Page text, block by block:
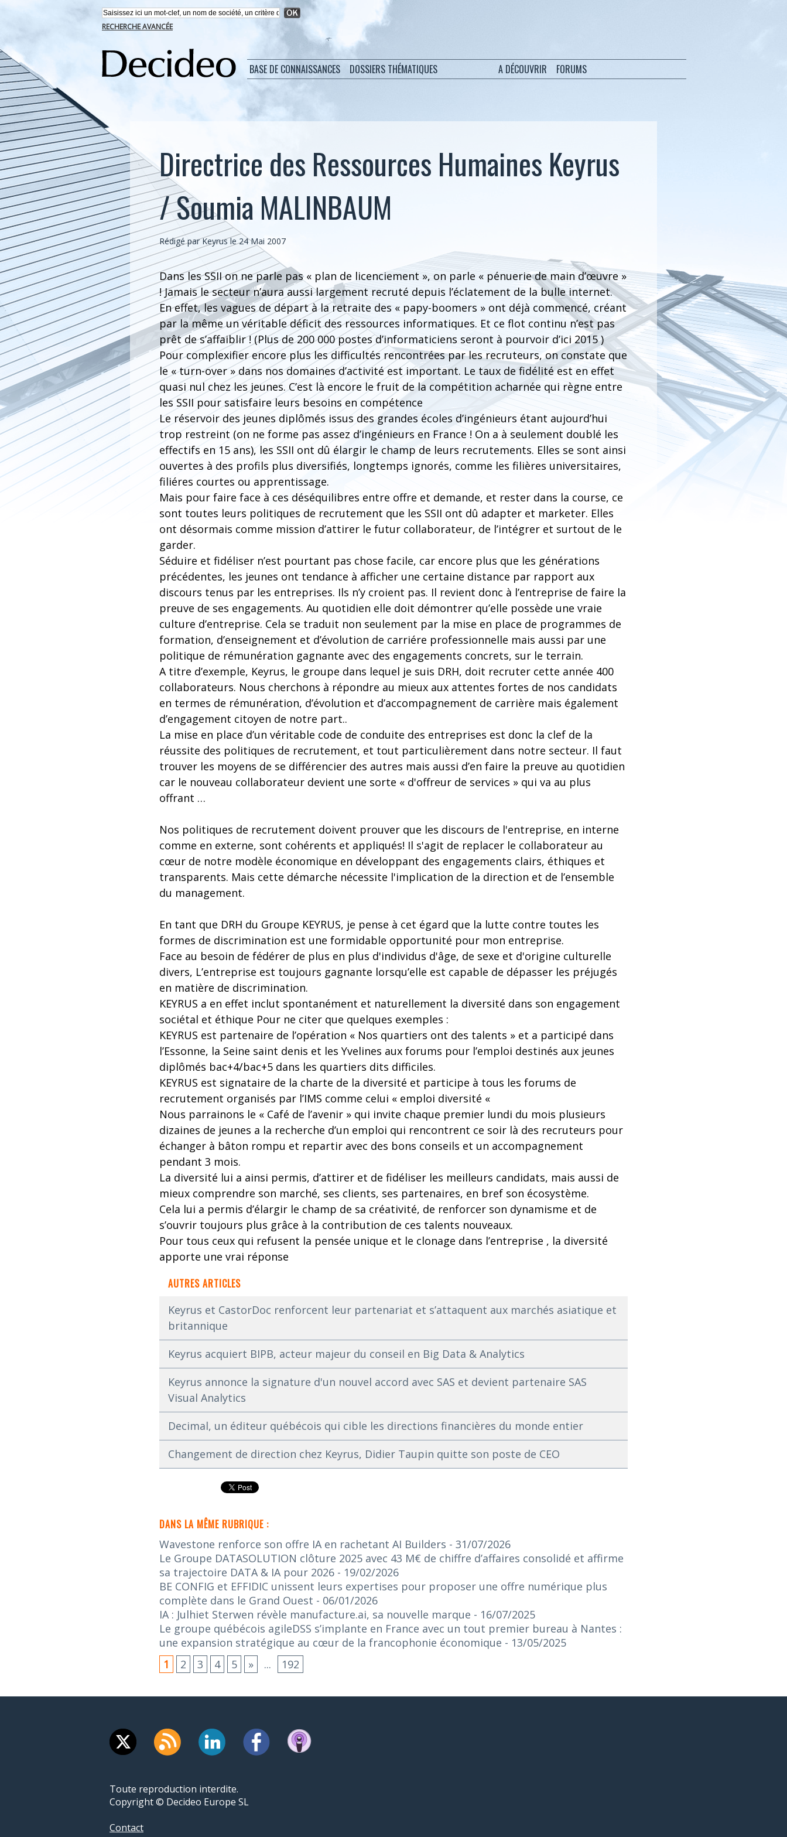
RECHERCHE AVANCÉE
BASE DE CONNAISSANCES DOSSIERS THÉMATIQUES A DÉCOUVRIR FORUMS
Directrice des Ressources Humaines Keyrus
/ Soumia MALINBAUM
Rédigé par Keyrus le 24 Mai 2007
Dans les SSII on ne parle pas « plan de licenciement », on parle « pénuerie de main d’œuvre »
! Jamais le secteur n’aura aussi largement recruté depuis l’éclatement de la bulle internet.
En effet, les vagues de départ à la retraite des « papy-boomers » ont déjà commencé, créant
par la même un véritable déficit des ressources informatiques. Et ce flot continu n’est pas
prêt de s’affaiblir ! (Plus de 200 000 postes d’informaticiens seront à pourvoir d’ici 2015 )
Pour complexifier encore plus les difficultés rencontrées par les recruteurs, on constate que
le « turn-over » dans nos domaines d’activité est important. Le taux de fidélité est en effet
quasi nul chez les jeunes. C’est là encore le fruit de la compétition acharnée qui règne entre
les SSII pour satisfaire leurs besoins en compétence
Le réservoir des jeunes diplômés issus des grandes écoles d’ingénieurs étant aujourd’hui
trop restreint (on ne forme pas assez d’ingénieurs en France ! On a à seulement doublé les
effectifs en 15 ans), les SSII ont dû élargir le champ de leurs recrutements. Elles se sont ainsi
ouvertes à des profils plus diversifiés, longtemps ignorés, comme les filières universitaires,
filiéres courtes ou apprentissage.
Mais pour faire face à ces déséquilibres entre offre et demande, et rester dans la course, ce
sont toutes leurs politiques de recrutement que les SSII ont dû adapter et marketer. Elles
ont désormais comme mission d’attirer le futur collaborateur, de l’intégrer et surtout de le
garder.
Séduire et fidéliser n’est pourtant pas chose facile, car encore plus que les générations
précédentes, les jeunes ont tendance à afficher une certaine distance par rapport aux
discours tenus par les entreprises. Ils n’y croient pas. Il revient donc à l’entreprise de faire la
preuve de ses engagements. Au quotidien elle doit démontrer qu’elle possède une vraie
culture d’entreprise. Cela se traduit non seulement par la mise en place de programmes de
formation, d’enseignement et d’évolution de carriére professionnelle mais aussi par une
politique de rémunération gagnante avec des engagements concrets, sur le terrain.
A titre d’exemple, Keyrus, le groupe dans lequel je suis DRH, doit recruter cette année 400
collaborateurs. Nous cherchons à répondre au mieux aux attentes fortes de nos candidats
en termes de rémunération, d’évolution et d’accompagnement de carrière mais également
d’engagement citoyen de notre part..
La mise en place d’un véritable code de conduite des entreprises est donc la clef de la
réussite des politiques de recrutement, et tout particulièrement dans notre secteur. Il faut
trouver les moyens de se différencier des autres mais aussi d’en faire la preuve au quotidien
car le nouveau collaborateur devient une sorte « d'offreur de services » qui va au plus
offrant …
Nos politiques de recrutement doivent prouver que les discours de l'entreprise, en interne
comme en externe, sont cohérents et appliqués! Il s'agit de replacer le collaborateur au
cœur de notre modèle économique en développant des engagements clairs, éthiques et
transparents. Mais cette démarche nécessite l'implication de la direction et de l’ensemble
du management.
En tant que DRH du Groupe KEYRUS, je pense à cet égard que la lutte contre toutes les
formes de discrimination est une formidable opportunité pour mon entreprise.
Face au besoin de fédérer de plus en plus d'individus d'âge, de sexe et d'origine culturelle
divers, L’entreprise est toujours gagnante lorsqu’elle est capable de dépasser les préjugés
en matière de discrimination.
KEYRUS a en effet inclut spontanément et naturellement la diversité dans son engagement
sociétal et éthique Pour ne citer que quelques exemples :
KEYRUS est partenaire de l’opération « Nos quartiers ont des talents » et a participé dans
l’Essonne, la Seine saint denis et les Yvelines aux forums pour l’emploi destinés aux jeunes
diplômés bac+4/bac+5 dans les quartiers dits difficiles.
KEYRUS est signataire de la charte de la diversité et participe à tous les forums de
recrutement organisés par l’IMS comme celui « emploi diversité «
Nous parrainons le « Café de l’avenir » qui invite chaque premier lundi du mois plusieurs
dizaines de jeunes a la recherche d’un emploi qui rencontrent ce soir là des recruteurs pour
échanger à bâton rompu et repartir avec des bons conseils et un accompagnement
pendant 3 mois.
La diversité lui a ainsi permis, d’attirer et de fidéliser les meilleurs candidats, mais aussi de
mieux comprendre son marché, ses clients, ses partenaires, en bref son écosystème.
Cela lui a permis d’élargir le champ de sa créativité, de renforcer son dynamisme et de
s’ouvrir toujours plus grâce à la contribution de ces talents nouveaux.
Pour tous ceux qui refusent la pensée unique et le clonage dans l’entreprise , la diversité
apporte une vrai réponse
AUTRES ARTICLES
Keyrus et CastorDoc renforcent leur partenariat et s’attaquent aux marchés asiatique et
britannique
Keyrus acquiert BIPB, acteur majeur du conseil en Big Data & Analytics
Keyrus annonce la signature d'un nouvel accord avec SAS et devient partenaire SAS
Visual Analytics
Decimal, un éditeur québécois qui cible les directions financières du monde entier
Changement de direction chez Keyrus, Didier Taupin quitte son poste de CEO
DANS LA MÊME RUBRIQUE :
Wavestone renforce son offre IA en rachetant AI Builders - 31/07/2026
Le Groupe DATASOLUTION clôture 2025 avec 43 M€ de chiffre d’affaires consolidé et affirme
sa trajectoire DATA & IA pour 2026 - 19/02/2026
BE CONFIG et EFFIDIC unissent leurs expertises pour proposer une offre numérique plus
complète dans le Grand Ouest - 06/01/2026
IA : Julhiet Sterwen révèle manufacture.ai, sa nouvelle marque - 16/07/2025
Le groupe québécois agileDSS s’implante en France avec un tout premier bureau à Nantes :
une expansion stratégique au cœur de la francophonie économique - 13/05/2025
1
2 3 4 5 » ... 192
Toute reproduction interdite.
Copyright © Decideo Europe SL
Contact